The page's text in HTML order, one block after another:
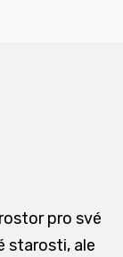
pro své
starosti, ale